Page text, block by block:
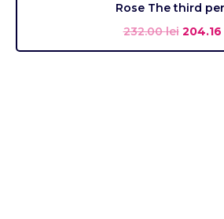
Rose The third
232.00lei 204.16